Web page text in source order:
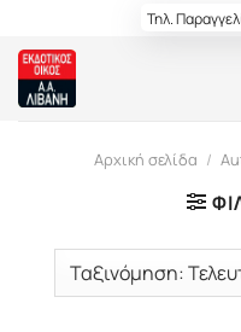
content
Τηλ.
Αρχική σελίδα /